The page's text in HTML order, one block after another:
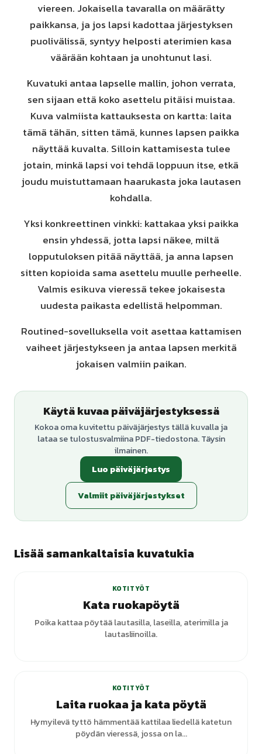
viereen. Jokaisella tavaralla on määrätty
paikkansa, ja jos lapsi kadottaa järjestyksen
puolivälissä, syntyy helposti aterimien kasa
väärään kohtaan ja unohtunut lasi.
Kuvatuki antaa lapselle mallin, johon verrata,
sen sijaan että koko asettelu pitäisi muistaa.
Kuva valmiista kattauksesta on kartta: laita
tämä tähän, sitten tämä, kunnes lapsen paikka
näyttää kuvalta. Silloin kattamisesta tulee
jotain, minkä lapsi voi tehdä loppuun itse, etkä
joudu muistuttamaan haarukasta joka lautasen
kohdalla.
Yksi konkreettinen vinkki: kattakaa yksi paikka
ensin yhdessä, jotta lapsi näkee, miltä
lopputuloksen pitää näyttää, ja anna lapsen
sitten kopioida sama asettelu muulle perheelle.
Valmis esikuva vieressä tekee jokaisesta
uudesta paikasta edellistä helpomman.
Routined-sovelluksella voit asettaa kattamisen
vaiheet järjestykseen ja antaa lapsen merkitä
jokaisen valmiin paikan.
Käytä kuvaa päiväjärjestyksessä
Kokoa oma kuvitettu päiväjärjestys tällä kuvalla ja
lataa se tulostusvalmiina PDF-tiedostona. Täysin
ilmainen.
Luo päiväjärjestys
Valmiit päiväjärjestykset
Lisää samankaltaisia kuvatukia
KOTITYÖT
Kata ruokapöytä
Poika kattaa pöytää lautasilla, laseilla, aterimilla ja
lautasliinoilla.
KOTITYÖT
Laita ruokaa ja kata pöytä
Hymyilevä tyttö hämmentää kattilaa liedellä katetun
pöydän vieressä, jossa on la...